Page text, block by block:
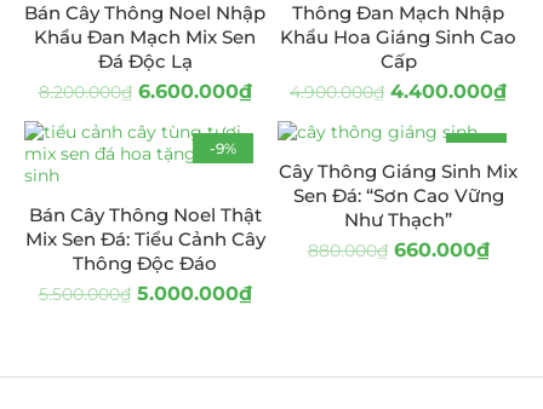
Bán Cây Thông Noel Nhập
Khẩu Đan Mạch Mix Sen
Đá Độc Lạ
8.200.000₫ 6.600.000₫
Thông Đan Mạch Nhập
Khẩu Hoa Giáng Sinh Cao
Cấp
4.900.000₫ 4.400.000₫
-9%
Bán Cây Thông Noel Thật
Mix Sen Đá: Tiểu Cảnh Cây
Thông Độc Đáo
5.500.000₫ 5.000.000₫
-25%
Cây Thông Giáng Sinh Mix
Sen Đá: “Sơn Cao Vững
Như Thạch”
880.000₫ 660.000₫